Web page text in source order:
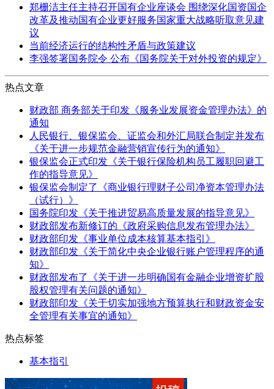
郑栅洁主任主持召开国有企业座谈会 围绕深化国资国企
改革及推动国有企业更好服务国家重大战略听取意见建
议
当前经济运行的结构性矛盾与政策建议
李强签署国务院令 公布《国务院关于对外投资的规定》
热点文章
财政部 商务部关于印发《服务业发展资金管理办法》的
通知
人民银行、银保监会、证监会和外汇局联合制定并发布
《关于进一步规范金融营销宣传行为的通知》
银保监会正式印发《关于银行保险机构员工履职回避工
作的指导意见》
银保监会制定了《商业银行理财子公司净资本管理办法
（试行）》
国务院印发《关于推进贸易高质量发展的指导意见》
财政部发布新修订的《政府采购信息发布管理办法》
财政部印发《事业单位成本核算基本指引》
财政部印发《关于简化中央企业银行账户管理程序的通
知》
财政部发布了《关于进一步明确国有金融企业增资扩股
股权管理有关问题的通知》
财政部印发《关于切实加强地方预算执行和财政资金安
全管理有关事宜的通知》
热点标签
基本指引